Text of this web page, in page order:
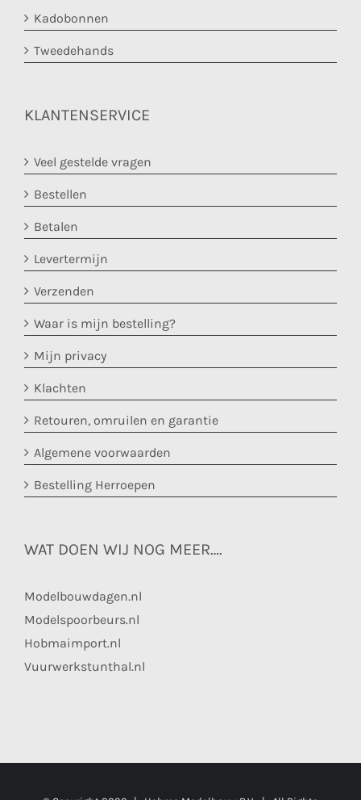
Kadobonnen
Tweedehands
KLANTENSERVICE
Veel gestelde vragen
Bestellen
Betalen
Levertermijn
Verzenden
Waar is mijn bestelling?
Mijn privacy
Klachten
Retouren, omruilen en garantie
Algemene voorwaarden
Bestelling Herroepen
WAT DOEN WIJ NOG MEER….
Modelbouwdagen.nl
Modelspoorbeurs.nl
Hobmaimport.nl
Vuurwerkstunthal.nl